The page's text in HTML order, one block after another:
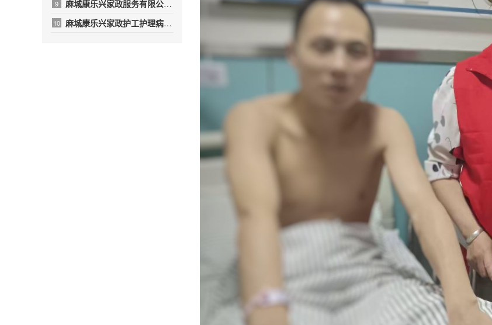
9 ​麻城康乐兴家政服务有限公司年终绩效总结报告
10 麻城康乐兴家政护工护理病人的日常